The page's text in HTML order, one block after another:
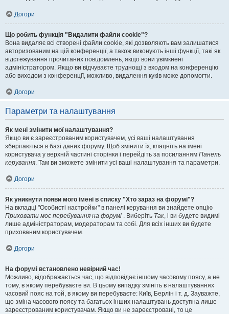
Догори
Що робить функція "Видалити файли cookie"?
Вона видаляє всі створені файли cookie, які дозволяють вам залишатися
авторизованим на цій конференції, а також виконують інші функції, такі як
відстежування прочитаних повідомлень, якщо вони увімкнені
адміністратором. Якщо ви відчуваєте труднощі з входом на конференцію
або виходом з конференції, можливо, видалення куків може допомогти.
Догори
Параметри та налаштування
Як мені змінити мої налаштування?
Якщо ви є зареєстрованим користувачем, усі ваші налаштування
зберігаються в базі даних форуму. Щоб змінити їх, клацніть на імені
користувача у верхній частині сторінки і перейдіть за посиланням Панель
керування. Там ви зможете змінити усі ваші налаштування та параметри.
Догори
Як уникнути появи мого імені в списку "Хто зараз на форумі"?
На вкладці "Особисті настройки" в панелі керування ви знайдете опцію
Приховати моє перебування на форумі . Виберіть Так, і ви будете видимі
лише адміністраторам, модераторам та собі. Для всіх інших ви будете
прихованим користувачем.
Догори
На форумі встановлено невірний час!
Можливо, відображається час, що відповідає іншому часовому поясу, а не
тому, в якому перебуваєте ви. В цьому випадку змініть в налаштуваннях
часовий пояс на той, в якому ви перебуваєте: Київ, Берлін і т. д. Зауважте,
що зміна часового поясу та багатьох інших налаштувань доступна лише
зареєстрованим користувачам. Якщо ви не зареєстровані, то це